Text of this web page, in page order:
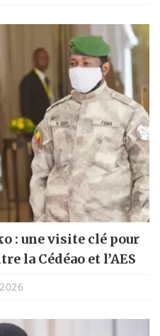
: une visite clé pour
la Cédéao et l’AES